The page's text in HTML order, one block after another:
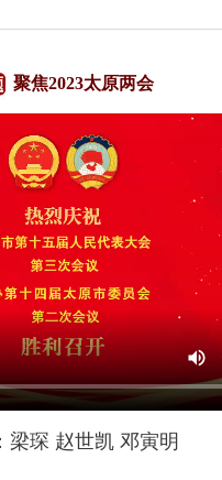
聚焦2023太原两会
梁琛 赵世凯 邓寅明